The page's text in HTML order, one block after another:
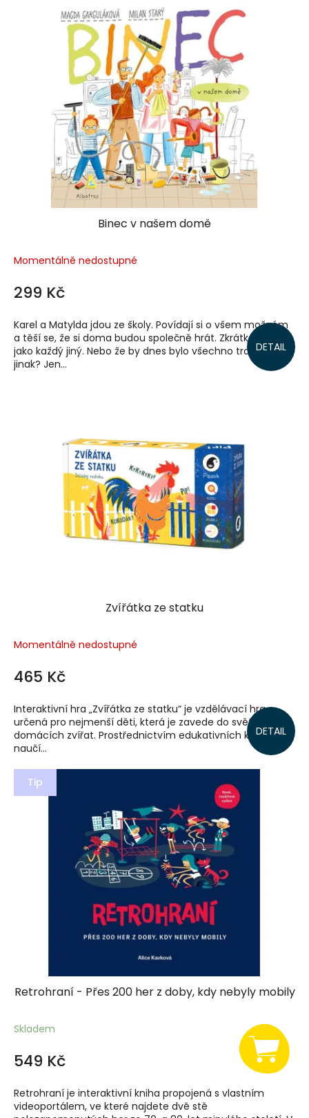
Binec v našem domě
Momentálně nedostupné
299 Kč
DETAIL
Karel a Matylda jdou ze školy. Povídají si o všem možném
a těší se, že si doma budou společně hrát. Zkrátka den
jako každý jiný. Nebo že by dnes bylo všechno trochu
jinak? Jen...
Zvířátka ze statku
Momentálně nedostupné
465 Kč
DETAIL
Interaktivní hra „Zvířátka ze statku“ je vzdělávací hra
určená pro nejmenší děti, která je zavede do světa
domácích zvířat. Prostřednictvím edukativních karet se
naučí...
Tip
Retrohraní - Přes 200 her z doby, kdy nebyly mobily
Skladem
549 Kč
Retrohraní je interaktivní kniha propojená s vlastním
videoportálem, ve které najdete dvě stě